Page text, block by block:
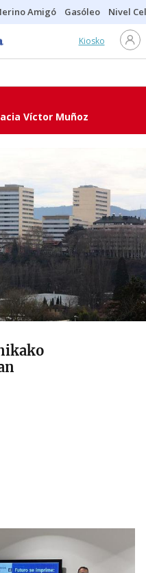
Amigó Gasóleo Nivel
Kiosko
Víctor Muñoz